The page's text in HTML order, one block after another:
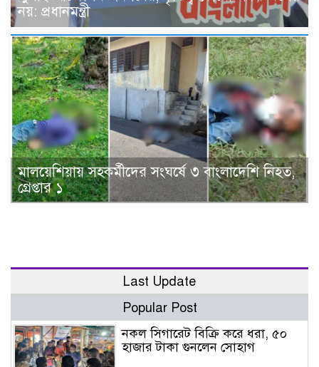
নয়: প্রধানমন্ত্রী
মালয়েশিয়ায় সহকর্মীদের সংঘর্ষে ৩ বাংলাদেশি নিহত,
গ্রেপ্তার ১
Last Update
Popular Post
নকল সিগারেট বিক্রি করে ধরা, ৫০
হাজার টাকা গুনলেন সোহাগ